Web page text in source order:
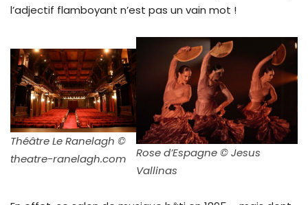
l’adjectif flamboyant n’est pas un vain mot !
Théâtre Le Ranelagh ©
theatre-ranelagh.com
Rose d’Espagne © Jesus
Vallinas